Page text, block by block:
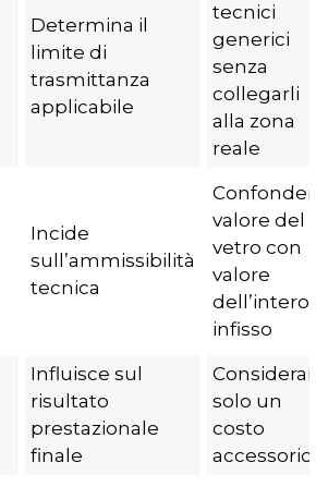
Determina il
limite di
trasmittanza
applicabile
tecnici
generici
senza
collegarli
alla zona
reale
Incide
sull’ammissibilità
tecnica
valore del
vetro con
valore
dell’intero
infisso
Influisce sul
risultato
prestazionale
finale
solo un
costo
accessorio